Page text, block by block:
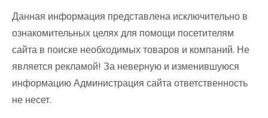
Данная информация представлена исключительно в
ознакомительных целях для помощи посетителям
сайта в поиске необходимых товаров и компаний. Не
является рекламой! За неверную и изменившуюся
информацию Администрация сайта ответственность
не несет.